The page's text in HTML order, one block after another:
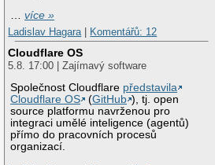
…více »
Ladislav Hagara| Komentářů: 12
Cloudflare OS
5.8. 17:00 | Zajímavý software
Společnost Cloudflare představila
Cloudflare OS
(GitHub ), tj. open
source platformu navrženou pro
integraci umělé inteligence (agentů)
přímo do pracovních procesů
organizací.